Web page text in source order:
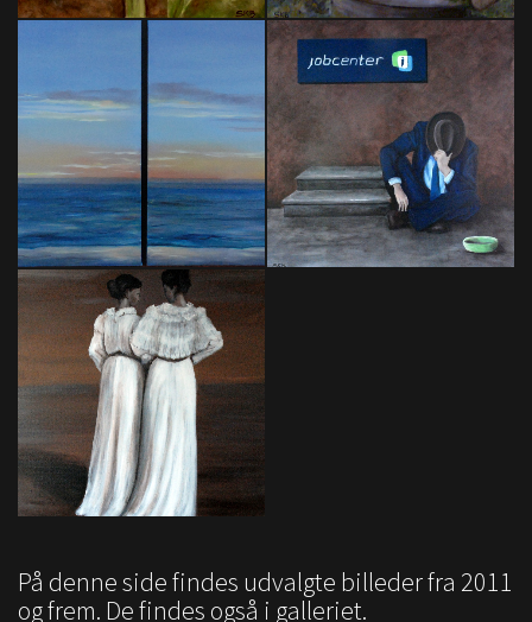
På denne side findes udvalgte billeder fra 2011
og frem. De findes også i galleriet.